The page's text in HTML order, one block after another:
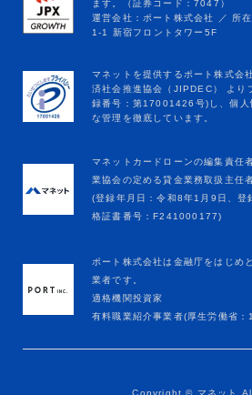
マネットカードローンの編集責任
業協会の定める貸金業務取扱主任
(登録年月日：令和8年1月9日、
格証書番号：F241000177)
ポート株式会社は金融庁をはじめ
業者です。
適格機関投資家
有料職業紹介事業者(厚生労働省